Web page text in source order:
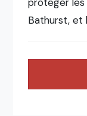
Bathurst, et